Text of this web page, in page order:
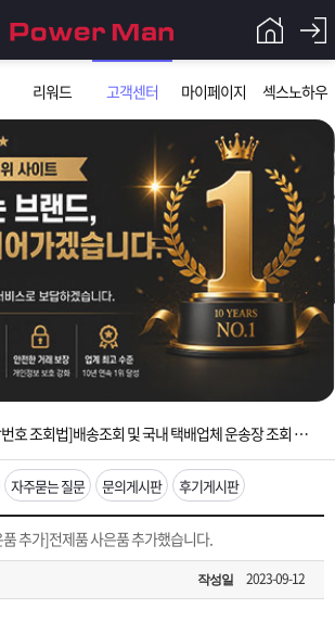
리워드 고객센터 마이페이지 섹스노하우
입금확인이 안되는 상황을 대비해 꼭 입금후 고객센터 연락바랍니다.
연휴]설 연휴 배송 및 휴무 안내
[운송장번호 조회법]배송조회 및 국내 택배업체 운송장 조회 하는법
픈]아이폰 고객 앱설치 가능합니다.
배함 이용 안내] 집 밖에 주소로 택배 받기
입금확인이 안되는 상황을 대비해 꼭 입금후 고객센터 연락바랍니다.
자주묻는 질문 문의게시판 후기게시판
추가]전제품 사은품 추가했습니다.
작성일 2023-09-12